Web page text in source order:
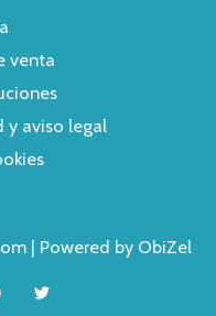
venta
y aviso legal
| Powered by ObiZel